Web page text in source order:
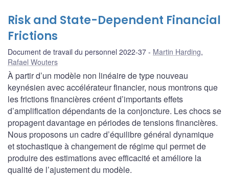
Risk and State-Dependent Financial
Frictions
Document de travail du personnel 2022-37 Martin Harding,
Rafael Wouters
À partir d’un modèle non linéaire de type nouveau
keynésien avec accélérateur financier, nous montrons que
les frictions financières créent d’importants effets
d’amplification dépendants de la conjoncture. Les chocs se
propagent davantage en périodes de tensions financières.
Nous proposons un cadre d’équilibre général dynamique
et stochastique à changement de régime qui permet de
produire des estimations avec efficacité et améliore la
qualité de l’ajustement du modèle.